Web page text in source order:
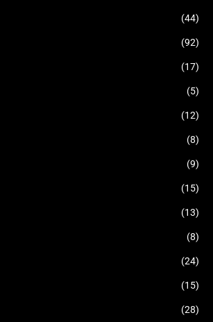
(44)
(92)
(17)
(5)
(12)
(8)
(9)
(15)
(13)
(8)
(24)
(15)
(28)